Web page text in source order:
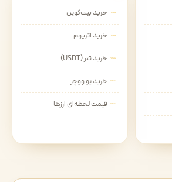
خرید بیت‌کوین
خرید اتریوم
خرید تتر (USDT)
خرید یو ووچر
قیمت لحظه‌ای ارزها